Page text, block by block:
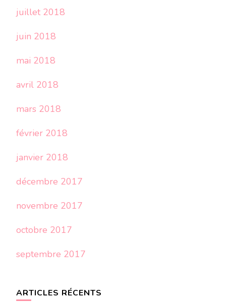
juillet 2018
juin 2018
mai 2018
avril 2018
mars 2018
février 2018
janvier 2018
décembre 2017
novembre 2017
octobre 2017
septembre 2017
ARTICLES RÉCENTS